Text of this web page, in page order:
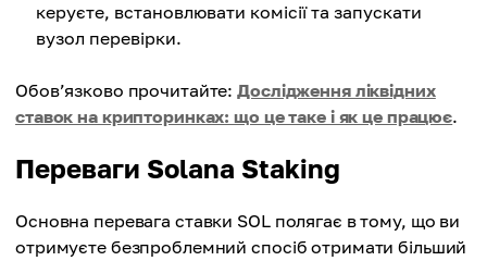
керуєте, встановлювати комісії та запускати
вузол перевірки.
Обов’язково прочитайте:Дослідження ліквідних
ставок на крипторинках: що це таке і як це працює.
Переваги Solana Staking
Основна перевага ставки SOL полягає в тому, що ви
отримуєте безпроблемний спосіб отримати більший